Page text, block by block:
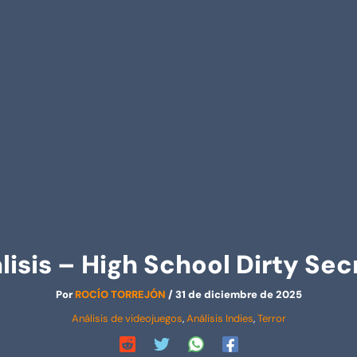
– High School Dirty
PorROCÍO TORREJÓN /31 de diciembre de 2025
Análisis de videojuegos,Análisis Indies,Terror